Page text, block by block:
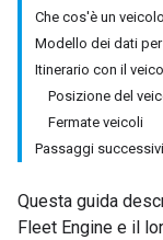
Che cos'è un
Modello dei dati
Itinerario con il
Posizione del
Fermate veicoli
Passaggi successivi
Questa guida
Fleet Engine e il